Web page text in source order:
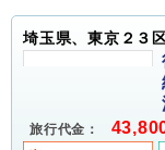
埼玉県、東京２３
旅行代金：